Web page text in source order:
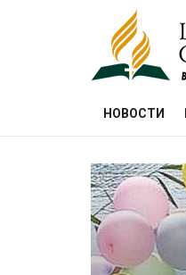
НОВОСТИ